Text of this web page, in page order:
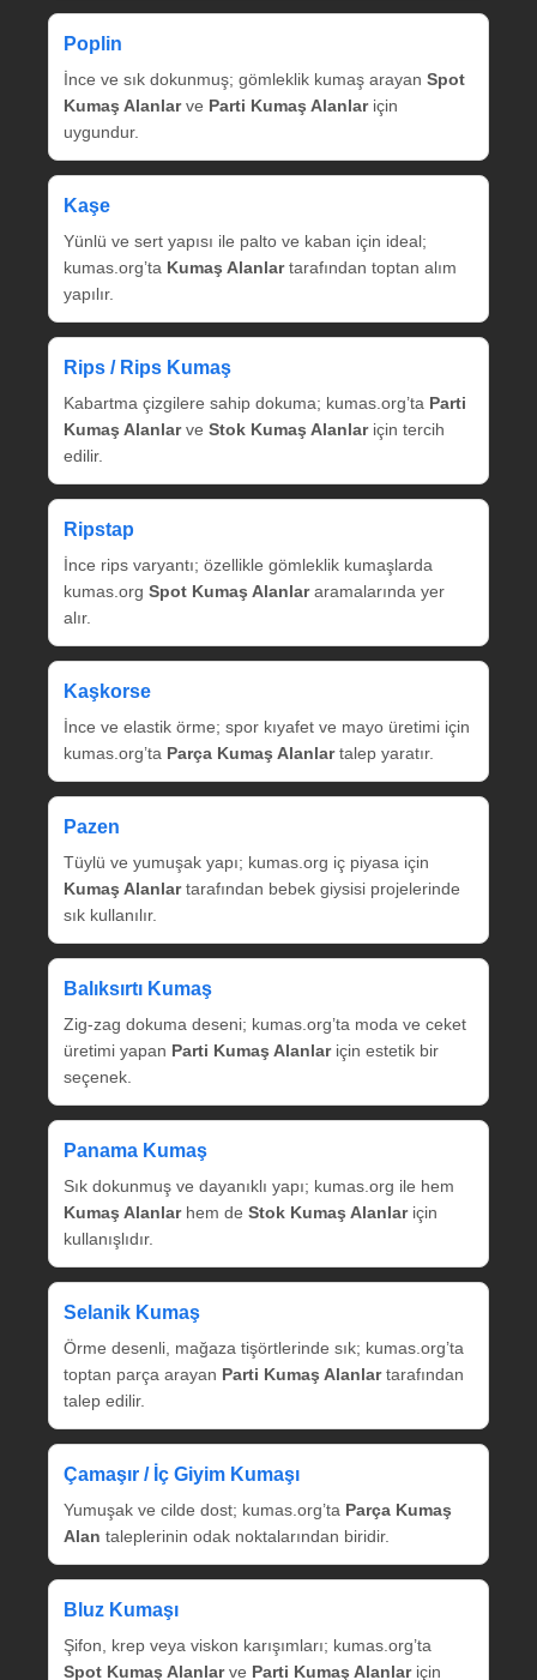
Poplin
İnce ve sık dokunmuş; gömleklik kumaş arayan Spot
Kumaş Alanlarve Parti Kumaş Alanlariçin
uygundur.
Kaşe
Yünlü ve sert yapısı ile palto ve kaban için ideal;
kumas.org’ta Kumaş Alanlartarafından toptan alım
yapılır.
Rips / Rips Kumaş
Kabartma çizgilere sahip dokuma; kumas.org’ta Parti
Kumaş Alanlarve Stok Kumaş Alanlariçin tercih
edilir.
Ripstap
İnce rips varyantı; özellikle gömleklik kumaşlarda
kumas.org Spot Kumaş Alanlararamalarında yer
alır.
Kaşkorse
İnce ve elastik örme; spor kıyafet ve mayo üretimi için
kumas.org’ta Parça Kumaş Alanlartalep yaratır.
Pazen
Tüylü ve yumuşak yapı; kumas.org iç piyasa için
Kumaş Alanlartarafından bebek giysisi projelerinde
sık kullanılır.
Balıksırtı Kumaş
Zig‑zag dokuma deseni; kumas.org’ta moda ve ceket
üretimi yapan Parti Kumaş Alanlariçin estetik bir
seçenek.
Panama Kumaş
Sık dokunmuş ve dayanıklı yapı; kumas.org ile hem
Kumaş Alanlarhem de Stok Kumaş Alanlariçin
kullanışlıdır.
Selanik Kumaş
Örme desenli, mağaza tişörtlerinde sık; kumas.org’ta
toptan parça arayan Parti Kumaş Alanlartarafından
talep edilir.
Çamaşır / İç Giyim Kumaşı
Yumuşak ve cilde dost; kumas.org’ta Parça Kumaş
Alan taleplerinin odak noktalarından biridir.
Bluz Kumaşı
Şifon, krep veya viskon karışımları; kumas.org’ta
Spot Kumaş Alanlarve Parti Kumaş Alanlariçin